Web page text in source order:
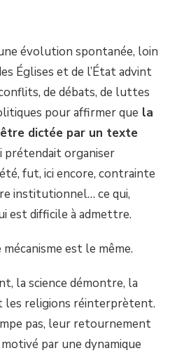
évolution spontanée, loin
Églises et de l’État advint
de débats, de luttes
pour affirmer que la
dictée par un texte
prétendait organiser
fut, ici encore, contrainte
institutionnel… ce qui,
est difficile à admettre.
est le même.
la science démontre, la
les religions réinterprètent.
pas, leur retournement
par une dynamique